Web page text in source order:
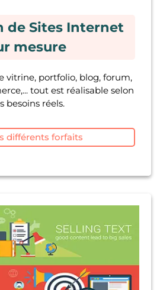
de Sites Internet
mesure
différents forfaits
vitrine, portfolio, blog, forum,
tout est réalisable selon
besoins réels.